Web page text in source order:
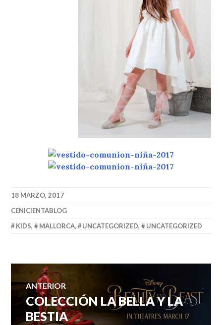
18 MARZO, 2017
CENICIENTABLOG
KIDS, MALLORCA, UNCATEGORIZED, UNCATEGORIZED
Navegación
de
ANTERIOR
Entrada
anterior:
COLECCIÓN LA BELLA Y LA
BESTIA